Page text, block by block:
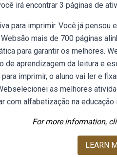
irá encontrar 3 páginas de
para imprimir. Você já
mais de 700 páginas
para garantir os melhores.
de aprendizagem da leitura e
imprimir, o aluno vai ler e
as melhores
com alfabetização na educação
For more information,
LEARN